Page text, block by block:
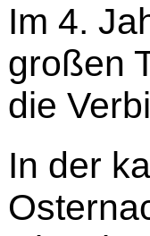
Im 4.
großen
die
In der